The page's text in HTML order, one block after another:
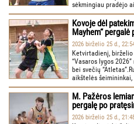
sėkmingiau pradėjo
Kovoje dėl
Mayhem“ pergalė
2026 birželio 25 d.,
Ketvirtadienį,
“Vasaros lygos
bei svečių
aikštelės
M. Pažėros
pergalę po
2026 birželio 25 d.,